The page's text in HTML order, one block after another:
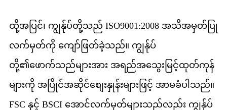
ထို့အပြင်၊ ကျွန်ုပ်တို့သည် ISO9001:2008 အသိအမှတ်ပြု
လက်မှတ်ကို ကျော်ဖြတ်ခဲ့သည်။ ကျွန်ုပ်
တို့၏ဖောက်သည်များအား အရည်အသွေးမြင့်ထုတ်ကုန်
များကို အပြိုင်အဆိုင်စျေးနှုန်းများဖြင့် အာမခံပါသည်။
FSC နှင့် BSCI အောင်လက်မှတ်များသည်လည်း ကျွန်ုပ်